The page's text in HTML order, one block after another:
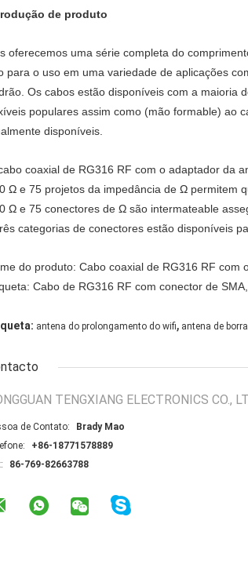
de produto
oferecemos uma série completa do
para o uso em uma variedade de aplicações
Os cabos estão disponíveis com a maioria
populares assim como (mão formable) ao
disponíveis.
coaxial de RG316 RF com o adaptador da
Ω e 75 projetos da impedância de Ω permitem
Ω e 75 conectores de Ω são intermateable
categorias de conectores estão disponíveis
do produto: Cabo coaxial de RG316 RF
Cabo de RG316 RF com conector de
antena do prolongamento do wifi, antena de
TENGXIANG ELECTRONICS CO.,
de Contato:
Brady Mao
+86-18771578889
86-769-82663788